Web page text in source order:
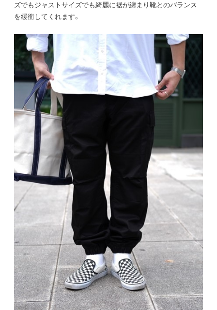
ズでもジャストサイズでも綺麗に裾が纏まり靴とのバランス
を緩衝してくれます。